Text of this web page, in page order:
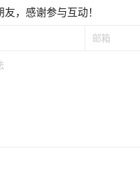
，感谢参与互动！